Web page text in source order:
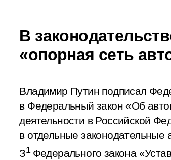
В
«опорная сеть
Владимир Путин подписал
в Федеральный закон «Об
деятельности в Российской
в отдельные
З1 Федерального закона